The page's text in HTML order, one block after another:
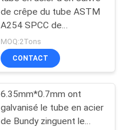
de crêpe du tube ASTM
A254 SPCC de
4.76mm*0.65mm Bundy
MOQ:2Tons
CONTACT
6.35mm*0.7mm ont
galvanisé le tube en acier
de Bundy zinguent le